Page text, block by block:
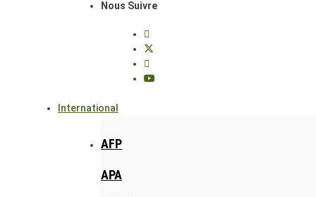
Nous Suivre
International
AFP
APA